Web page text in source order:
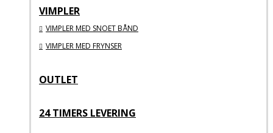
VIMPLER
VIMPLER MED SNOET BÅND
VIMPLER MED FRYNSER
OUTLET
24 TIMERS LEVERING